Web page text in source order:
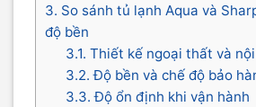
3. So sánh tủ lạnh Aqua và
độ bền
3.1. Thiết kế ngoại thất và
3.2. Độ bền và chế độ bảo
3.3. Độ ổn định khi vận hành